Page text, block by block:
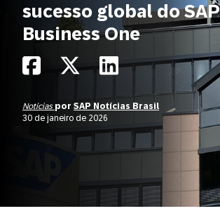
sucesso global do SAP
Business One
Notícias por SAP Notícias Brasil
30 de janeiro de 2026